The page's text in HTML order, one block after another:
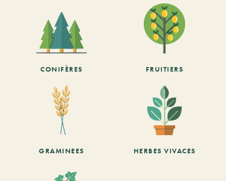
CONIFÈRES FRUITIERS
GRAMINEES HERBES VIVACES